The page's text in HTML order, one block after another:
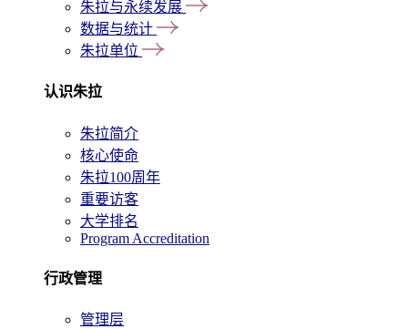
朱拉与永续发展
数据与统计
朱拉单位
认识朱拉
朱拉简介
核心使命
朱拉100周年
重要访客
大学排名
Program Accreditation
行政管理
管理层